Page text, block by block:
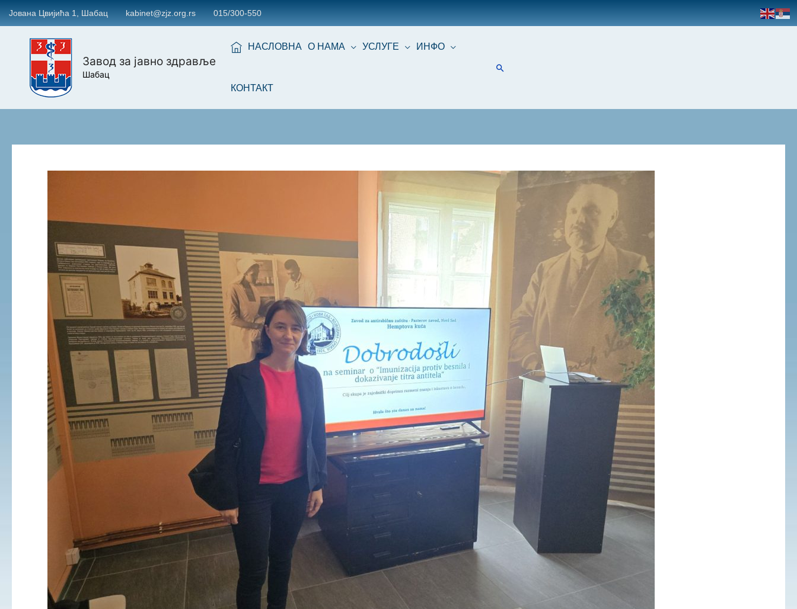
Јована Цвијића 1, Шабац kabinet@zjz.org.rs 015/300-550
Завод за јавно здравље
Шабац
НАСЛОВНА О НАМА УСЛУГЕ ИНФО
КОНТАКТ